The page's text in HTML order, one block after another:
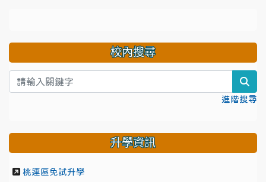
校內搜尋
進階搜尋
升學資訊
桃連區免試升學